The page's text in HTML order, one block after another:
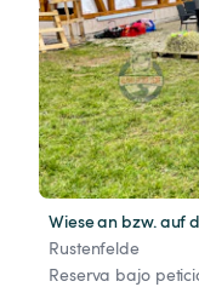
Wiese an bzw. auf
Rustenfelde
Reserva bajo